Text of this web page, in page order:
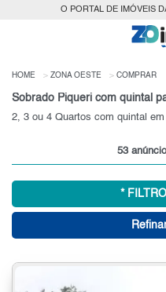
O PORTAL DE IMÓVEIS
HOME ZONA OESTE COMPRAR
Sobrado Piqueri com quintal
2, 3 ou 4 Quartos com quintal em
53
*